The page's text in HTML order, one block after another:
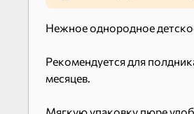
Нежное однородное
Рекомендуется для
месяцев.
Мягкую упаковку пюре
36 г 7,2 ₽